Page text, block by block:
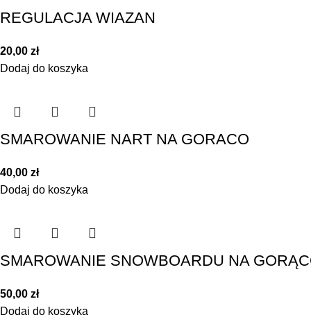
REGULACJA WIAZAN
20,00 zł
Dodaj do koszyka
SMAROWANIE NART NA GORACO
40,00 zł
Dodaj do koszyka
SMAROWANIE SNOWBOARDU NA
50,00 zł
Dodaj do koszyka